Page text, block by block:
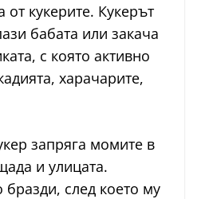
от кукерите. Кукерът
бабата или закача
с която активно
харачарите,
запряга момите в
и улицата.
бразди, след което му